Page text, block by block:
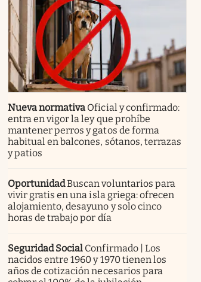
Nueva normativa Oficial y confirmado:
entra en vigor la ley que prohíbe
mantener perros y gatos de forma
habitual en balcones, sótanos, terrazas
y patios
OportunidadBuscan voluntarios para
vivir gratis en una isla griega: ofrecen
alojamiento, desayuno y solo cinco
horas de trabajo por día
Seguridad Social Confirmado | Los
nacidos entre 1960 y 1970 tienen los
años de cotización necesarios para